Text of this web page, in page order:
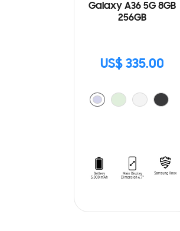
Galaxy A36 5G 8GB
256GB
US$ 335.00